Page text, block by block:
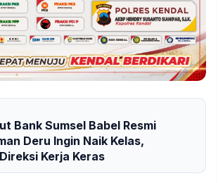
Bank Sumsel Babel Resmi
Deru Ingin Naik Kelas,
Kerja Keras